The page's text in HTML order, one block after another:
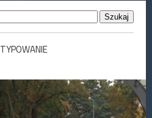
TYPOWANIE